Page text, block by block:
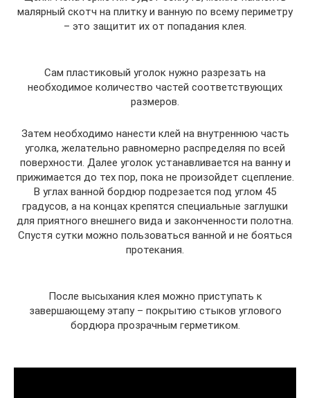
малярный скотч на плитку и ванную по всему периметру
– это защитит их от попадания клея.
Сам пластиковый уголок нужно разрезать на
необходимое количество частей соответствующих
размеров.
Затем необходимо нанести клей на внутреннюю часть
уголка, желательно равномерно распределяя по всей
поверхности. Далее уголок устанавливается на ванну и
прижимается до тех пор, пока не произойдет сцепление.
В углах ванной бордюр подрезается под углом 45
градусов, а на концах крепятся специальные заглушки
для приятного внешнего вида и законченности полотна.
Спустя сутки можно пользоваться ванной и не бояться
протекания.
После высыхания клея можно приступать к
завершающему этапу – покрытию стыков углового
бордюра прозрачным герметиком.